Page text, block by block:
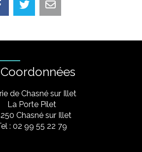
Coordonnées
de Chasné sur Illet
La Porte Pilet
Chasné sur Illet
: 02 99 55 22 79